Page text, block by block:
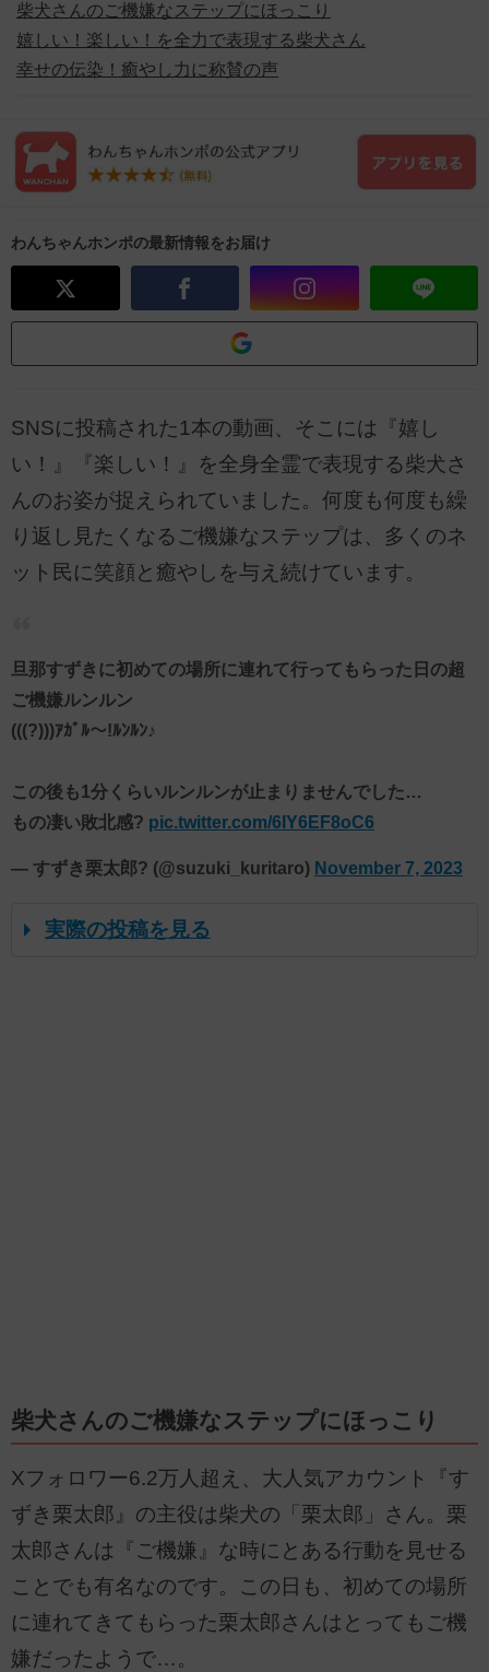
柴犬さんのご機嫌なステップにほっこり
嬉しい！楽しい！を全力で表現する柴犬さん
幸せの伝染！癒やし力に称賛の声
わんちゃんホンポの最新情報をお届け
SNSに投稿された1本の動画、そこには『嬉し
い！』『楽しい！』を全身全霊で表現する柴犬さ
んのお姿が捉えられていました。何度も何度も繰
り返し見たくなるご機嫌なステップは、多くのネ
ット民に笑顔と癒やしを与え続けています。
旦那すずきに初めての場所に連れて行ってもらった日の超
ご機嫌ルンルン
(((?)))ｱｶﾞﾙ〜!ﾙﾝﾙﾝ♪
この後も1分くらいルンルンが止まりませんでした…
もの凄い敗北感? pic.twitter.com/6IY6EF8oC6
— すずき栗太郎? (@suzuki_kuritaro) November 7, 2023
実際の投稿を見る
柴犬さんのご機嫌なステップにほっこり
Xフォロワー6.2万人超え、大人気アカウント『す
ずき栗太郎』の主役は柴犬の「栗太郎」さん。栗
太郎さんは『ご機嫌』な時にとある行動を見せる
ことでも有名なのです。この日も、初めての場所
に連れてきてもらった栗太郎さんはとってもご機
嫌だったようで…。